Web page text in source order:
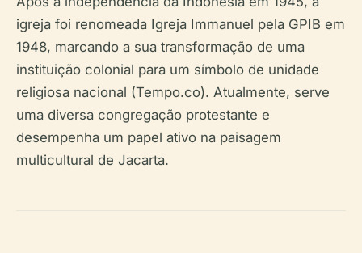
igreja foi renomeada Igreja Immanuel pela GPIB em
1948, marcando a sua transformação de uma
instituição colonial para um símbolo de unidade
religiosa nacional (Tempo.co). Atualmente, serve
uma diversa congregação protestante e
desempenha um papel ativo na paisagem
multicultural de Jacarta.